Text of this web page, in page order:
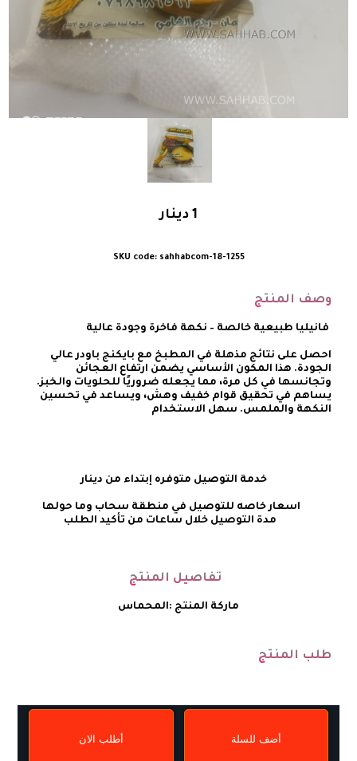
1 دينار
sahhabcom-18-1255
وصف المنتج
النكهة والملمس. سهل الاستخدام
تفاصيل المنتج
ماركة المنتج :المحماس
طلب المنتج
أضف للسلة أطلب الان